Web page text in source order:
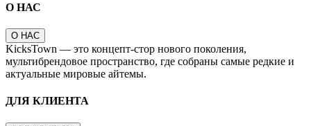
О НАС
О НАС
KicksTown — это концепт-стор нового поколения,
мультибрендовое пространство, где собраны самые редкие и
актуальные мировые айтемы.
ДЛЯ КЛИЕНТА